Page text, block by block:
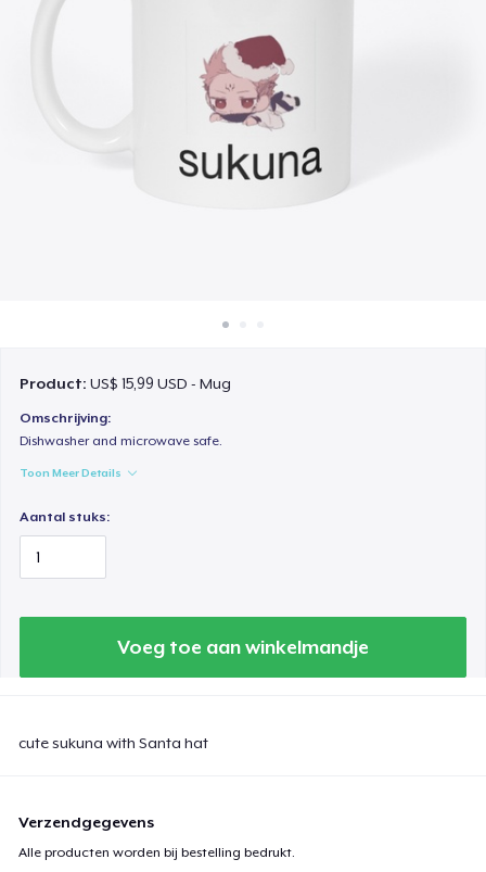
Verkoop overal
Verkoop alles
Product:US$ 15,99 USD - Mug
Omschrijving:
Dishwasher and microwave safe.
Toon Meer Details
Aantal stuks:
Voeg toe aan winkelmandje
cute sukuna with Santa hat
Verzendgegevens
Alle producten worden bij bestelling bedrukt.